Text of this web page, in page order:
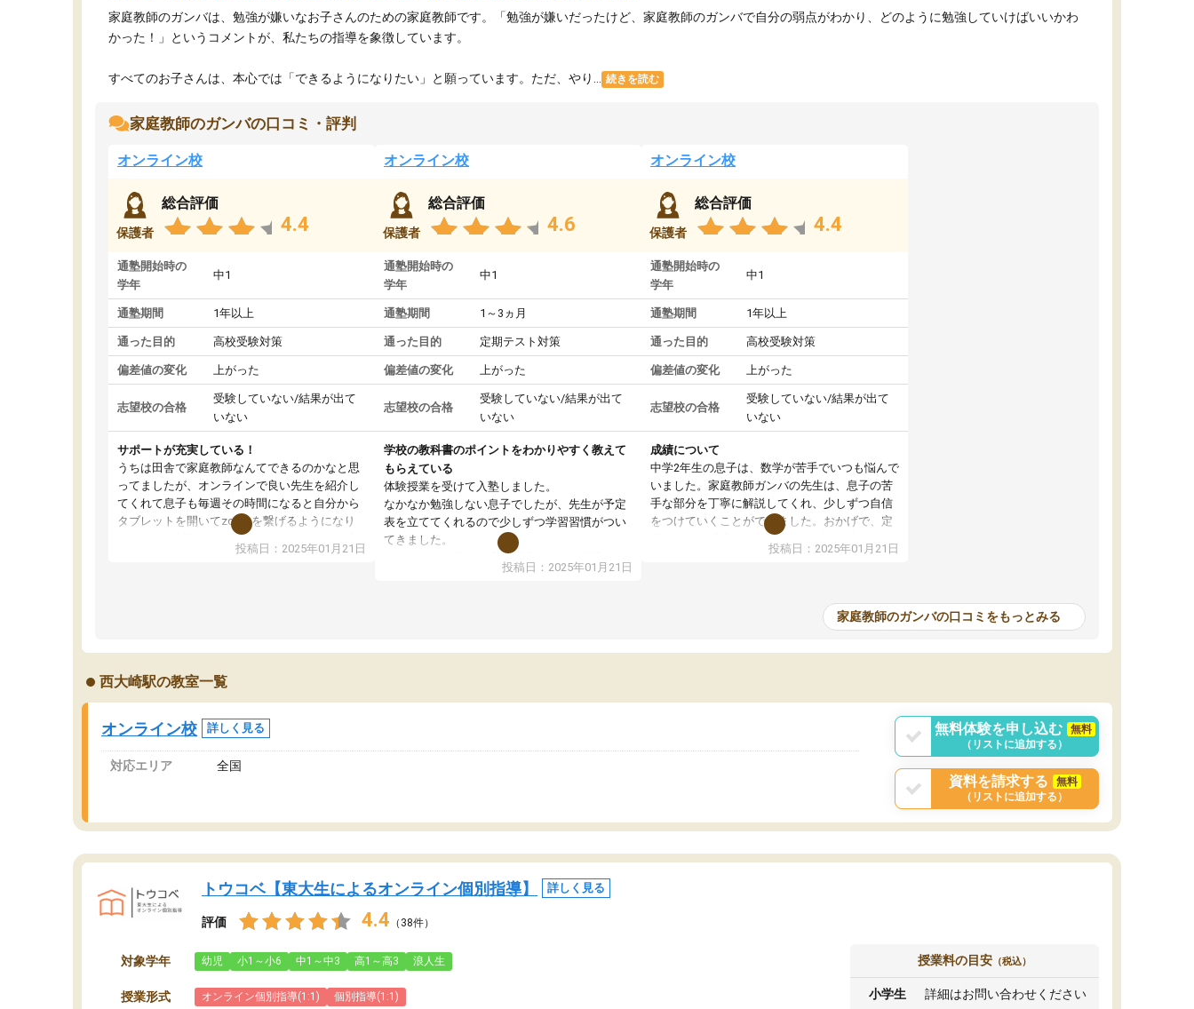
家庭教師のガンバは、勉強が嫌いなお子さんのための家庭教師です。「勉強が嫌いだったけど、家庭教師のガンバで自分の弱点がわかり、どのように勉強していけばいいかわ
かった！」というコメントが、私たちの指導を象徴しています。
すべてのお子さんは、本心では「できるようになりたい」と願っています。ただ、やり... 続きを読む
家庭教師のガンバの口コミ・評判
オンライン校
保護者
総合評価
4.4
通塾開始時の
学年
中1
通塾期間 1年以上
通った目的 高校受験対策
偏差値の変化 上がった
志望校の合格
受験していない/結果が出て
いない
サポートが充実している！
うちは田舎で家庭教師なんてできるのかなと思
ってましたが、オンラインで良い先生を紹介し
てくれて息子も毎週その時間になると自分から
タブレットを開いてzoomを繋げるようになり
ました！5科目なんでもOKなのもとても気に入
投稿日：2025年01月21日
オンライン校
保護者
総合評価
4.6
通塾開始時の
学年
中1
通塾期間 1～3ヵ月
通った目的 定期テスト対策
偏差値の変化 上がった
志望校の合格
受験していない/結果が出て
いない
学校の教科書のポイントをわかりやすく教えて
もらえている
体験授業を受けて入塾しました。
なかなか勉強しない息子でしたが、先生が予定
表を立ててくれるので少しずつ学習習慣がつい
てきました。
オンラインで週に一度の受講ですが、指導が無
い日も予定表に基づいて勉強したり、LINEでわ
投稿日：2025年01月21日
オンライン校
保護者
総合評価
4.4
通塾開始時の
学年
中1
通塾期間 1年以上
通った目的 高校受験対策
偏差値の変化 上がった
志望校の合格
受験していない/結果が出て
いない
成績について
中学2年生の息子は、数学が苦手でいつも悩んで
いました。家庭教師ガンバの先生は、息子の苦
手な部分を丁寧に解説してくれ、少しずつ自信
をつけていくことができました。おかげで、定
期テストの成績が10点以上アップし、本人もと
投稿日：2025年01月21日
家庭教師のガンバの口コミをもっとみる
西大崎駅の教室一覧
オンライン校 詳しく見る
対応エリア 全国
無料体験を申し込む
無料
（リストに追加する）
資料を請求する
無料
（リストに追加する）
トウコベ【東大生によるオンライン個別指導】 詳しく見る
評価 4.4 （38件）
対象学年 幼児 小1～小6 中1～中3 高1～高3 浪人生
授業形式 オンライン個別指導(1:1) 個別指導(1:1)
授業料の目安 （税込）
小学生 詳細はお問い合わせください